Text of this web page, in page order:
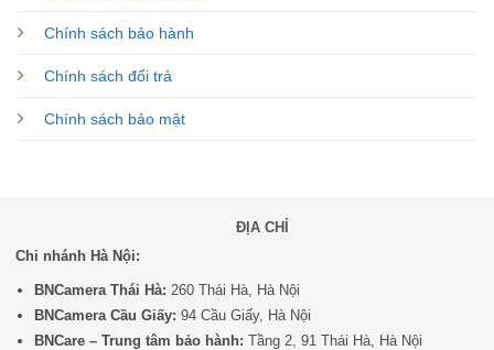
Chính sách bảo hành
Chính sách đổi trả
Chính sách bảo mật
ĐỊA CHỈ
Chi nhánh Hà Nội:
BNCamera Thái Hà: 260 Thái Hà, Hà Nội
BNCamera Cầu Giấy: 94 Cầu Giấy, Hà Nội
BNCare – Trung tâm bảo hành: Tầng 2, 91 Thái Hà, Hà Nội